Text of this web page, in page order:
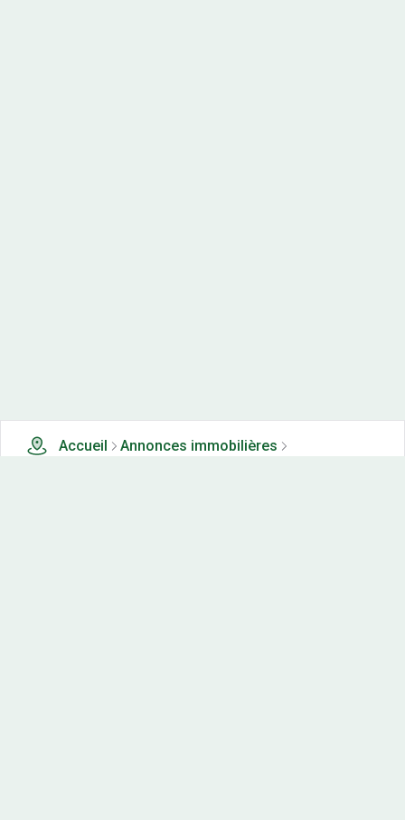
Accueil
Annonces immobilières